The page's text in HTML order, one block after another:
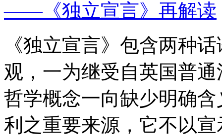
——《独立宣言》再解读
《独立宣言》包含两种
观，一为继受自英国普
哲学概念一向缺少明确
利之重要来源，它不以